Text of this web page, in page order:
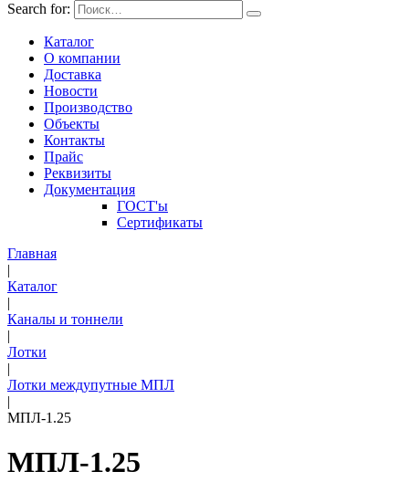
Search for:
Каталог
О компании
Доставка
Новости
Производство
Объекты
Контакты
Прайс
Реквизиты
Документация
ГОСТ'ы
Сертификаты
Главная
|
Каталог
|
Каналы и тоннели
|
Лотки
|
Лотки междупутные МПЛ
|
МПЛ-1.25
МПЛ-1.25